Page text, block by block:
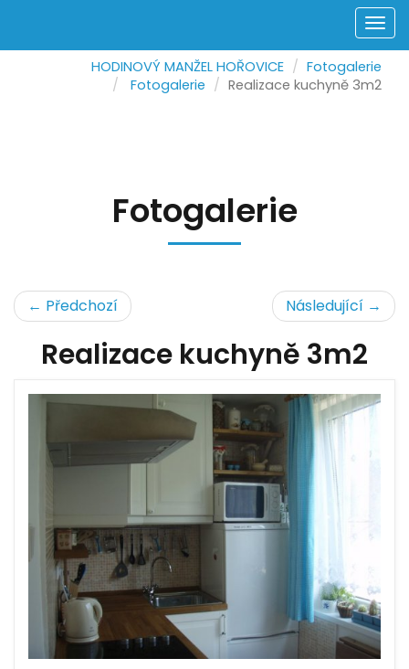
HODINOVÝ MANŽEL HOŘOVICE
Fotogalerie
Fotogalerie
Realizace kuchyně 3m2
Fotogalerie
← Předchozí Následující →
Realizace kuchyně 3m2